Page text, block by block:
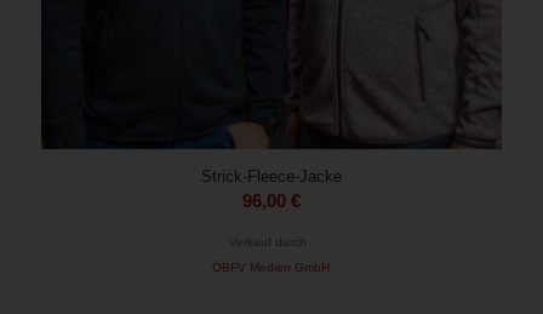
Strick-Fleece-Jacke
96,00 €
Verkauf durch :
ÖBFV Medien GmbH